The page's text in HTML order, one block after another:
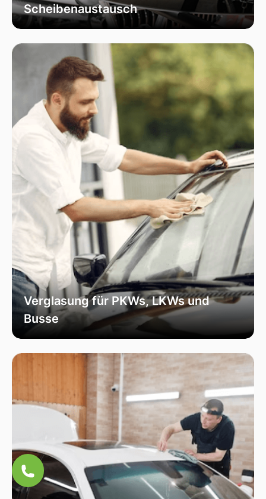
Scheibenaustausch
Bei uns erhalten Sie einen fachgerechten
Fahrzeugscheiben. Wir verwenden
ausschließlich hochwertiges Autoglas, das
speziell für Ihr Fahrzeugmodell geeignet ist, um
optimale Sicht und Sicherheit zu garantieren.
Verglasung für PKWs, LKWs und
Busse
Unsere Verglasungsdienste umfassen alle
Lastkraftwagen bis hin zu Bussen. Wir sorgen
für eine fachmännische Installation und hohe
Qualität, um die Sicherheit und Funktionalität
Ihres Fahrzeugs zu erhöhen.